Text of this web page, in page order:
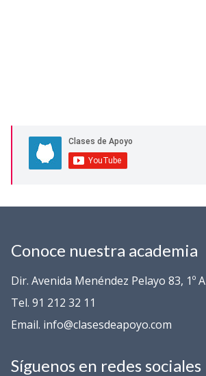
Conoce nuestra academia
Dir. Avenida Menéndez Pelayo 83, 1º A
Tel. 91 212 32 11
Email. info@clasesdeapoyo.com
Síguenos en redes sociales